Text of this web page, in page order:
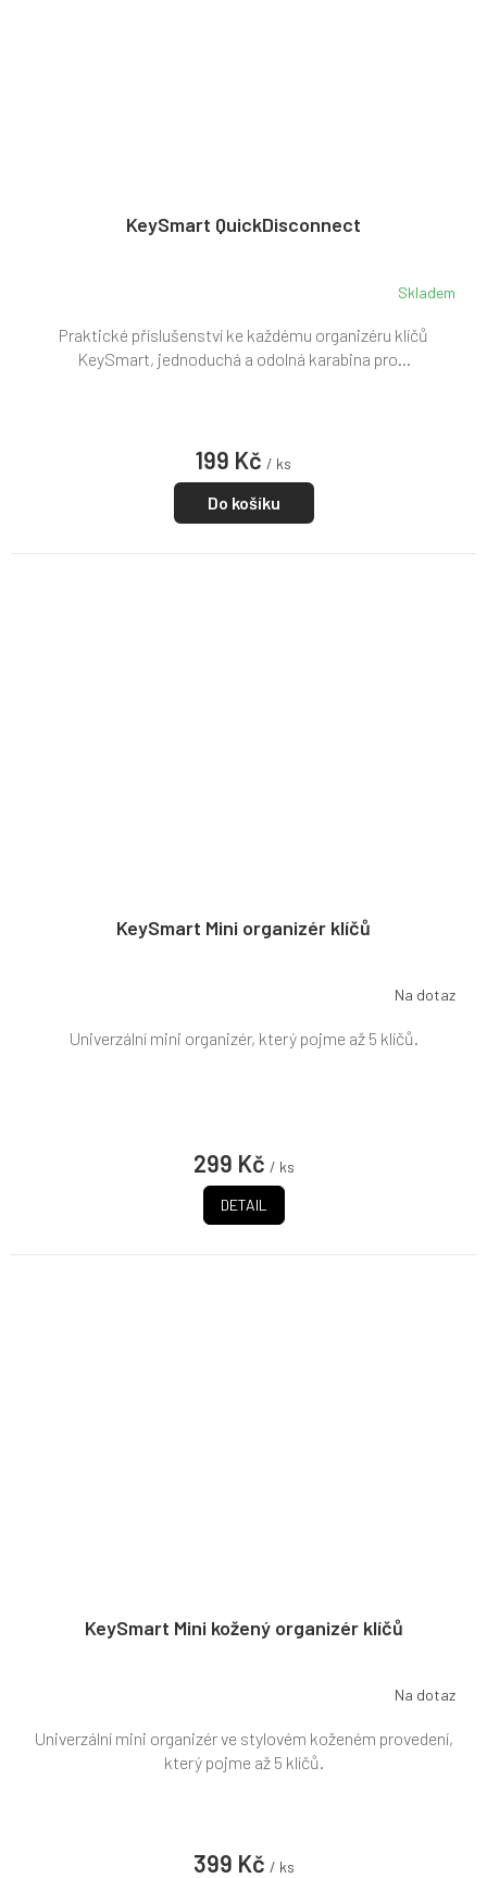
KeySmart QuickDisconnect
Skladem
199 Kč / ks
Do košíku
Praktické příslušenství ke každému organizéru klíčů
KeySmart, jednoduchá a odolná karabina pro...
KeySmart Mini organizér klíčů
Na dotaz
299 Kč / ks
DETAIL
Univerzální mini organizér, který pojme až 5 klíčů.
KeySmart Mini kožený organizér klíčů
Na dotaz
399 Kč / ks
Univerzální mini organizér ve stylovém koženém provedení,
který pojme až 5 klíčů.